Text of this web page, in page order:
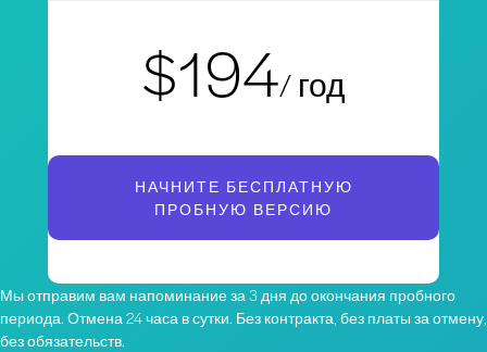
$194/ год
НАЧНИТЕ БЕСПЛАТНУЮ
ПРОБНУЮ ВЕРСИЮ
Мы отправим вам напоминание за 3 дня до окончания пробного
периода. Отмена 24 часа в сутки. Без контракта, без платы за отмену,
без обязательств.